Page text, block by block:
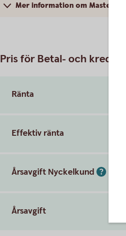
Mer information om
Pris för Betal- och
Ränta
Effektiv ränta
Årsavgift Nyckelkund
Årsavgift